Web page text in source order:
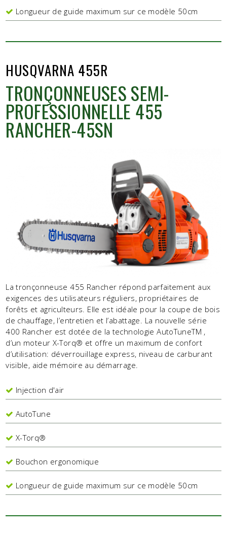
Longueur de guide maximum sur ce modèle 50cm
HUSQVARNA 455R
TRONÇONNEUSES SEMI-
PROFESSIONNELLE 455
RANCHER-45SN
La tronçonneuse 455 Rancher répond parfaitement aux
exigences des utilisateurs réguliers, propriétaires de
forêts et agriculteurs. Elle est idéale pour la coupe de bois
de chauffage, l’entretien et l’abattage. La nouvelle série
400 Rancher est dotée de la technologie AutoTuneTM ,
d’un moteur X-Torq® et offre un maximum de confort
d’utilisation: déverrouillage express, niveau de carburant
visible, aide mémoire au démarrage.
Injection d'air
AutoTune
X-Torq®
Bouchon ergonomique
Longueur de guide maximum sur ce modèle 50cm